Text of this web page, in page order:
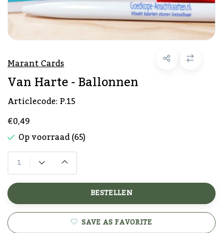
Marant Cards
Van Harte - Ballonnen
Articlecode:P.15
€0,49
Op voorraad (65)
BESTELLEN
SAVE AS FAVORITE